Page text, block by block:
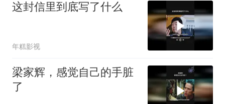
这封信里到底写了什么
年糕影视
梁家辉，感觉自己的手脏
了